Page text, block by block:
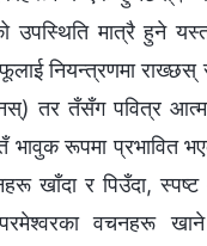
मात्रै हुने
नियन्त्रणमा राख्छस्
तर तँसँग पवित्र
तँ भावुक रूपमा प्रभावित
खाँदा र पिउँदा, स्पष्ट
वचनहरू